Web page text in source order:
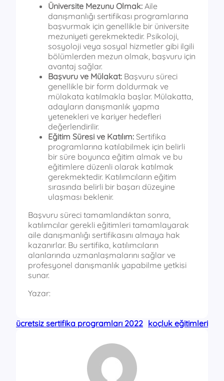
Üniversite Mezunu Olmak: Aile
danışmanlığı sertifikası programlarına
başvurmak için genellikle bir üniversite
mezuniyeti gerekmektedir. Psikoloji,
sosyoloji veya sosyal hizmetler gibi ilgili
bölümlerden mezun olmak, başvuru için
avantaj sağlar.
Başvuru ve Mülakat: Başvuru süreci
genellikle bir form doldurmak ve
mülakata katılmakla başlar. Mülakatta,
adayların danışmanlık yapma
yetenekleri ve kariyer hedefleri
değerlendirilir.
Eğitim Süresi ve Katılım: Sertifika
programlarına katılabilmek için belirli
bir süre boyunca eğitim almak ve bu
eğitimlere düzenli olarak katılmak
gerekmektedir. Katılımcıların eğitim
sırasında belirli bir başarı düzeyine
ulaşması beklenir.
Başvuru süreci tamamlandıktan sonra,
katılımcılar gerekli eğitimleri tamamlayarak
aile danışmanlığı sertifikasını almaya hak
kazanırlar. Bu sertifika, katılımcıların
alanlarında uzmanlaşmalarını sağlar ve
profesyonel danışmanlık yapabilme yetkisi
sunar.
Yazar:
ücretsiz sertifika programları 2022 koçluk eğitimleri